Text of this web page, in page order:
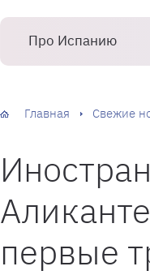
Про Испанию
Главная Свежие
первые